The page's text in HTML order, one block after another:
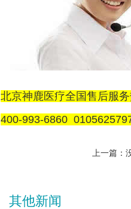
北京神鹿医疗全国售后服
400-993-6860
上一篇：
其他新闻